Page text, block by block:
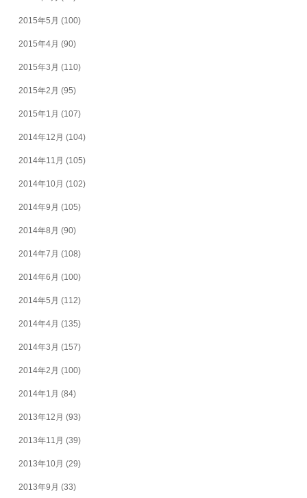
2015年5月 (100)
2015年4月 (90)
2015年3月 (110)
2015年2月 (95)
2015年1月 (107)
2014年12月 (104)
2014年11月 (105)
2014年10月 (102)
2014年9月 (105)
2014年8月 (90)
2014年7月 (108)
2014年6月 (100)
2014年5月 (112)
2014年4月 (135)
2014年3月 (157)
2014年2月 (100)
2014年1月 (84)
2013年12月 (93)
2013年11月 (39)
2013年10月 (29)
2013年9月 (33)